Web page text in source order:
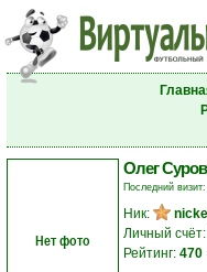
Нет фото
Олег
Последний визит:
Ник:
nickell
Личный счёт:
Рейтинг: 470